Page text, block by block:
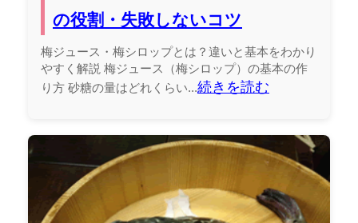
の役割・失敗しないコツ
梅ジュース・梅シロップとは？違いと基本をわかり
やすく解説 梅ジュース（梅シロップ）の基本の作
り方 砂糖の量はどれくらい...続きを読む